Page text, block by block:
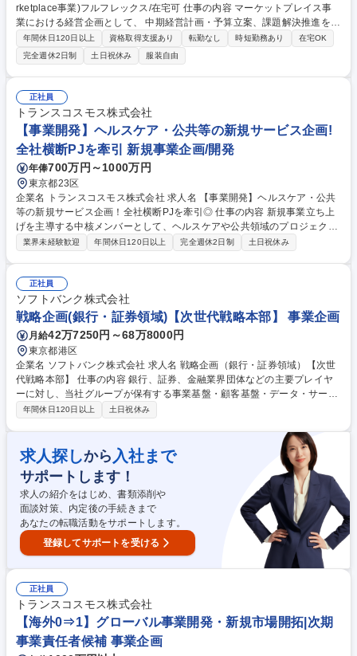
rketplace事業)フルフレックス/在宅可 仕事の内容 マーケットプレイス事
業における経営企画として、 中期経営計画・予算立案、課題解決推進を通
じて、経営陣をはじめ関係者との合意形成を図り、 事業の持続的成長を牽
引いただきます。 ■予算策定と予実管理、中期計画策定 ■KPIや財務数値に
基づく経営意思決定の推進、経営企画、会議体の運営 事業における課題解
決推進、並びに各種部門横断プロジェクトの立案、推進■投資提案に対す
るエコノミクスの精査、投資基準等のルール策定、運用■ビジネスフレー
ムワークを用いたビジネススキーム、マネタイズロジック、ROI算出、事
業計画（KPIと売上コストシミュレーション）策定等 募集職種 【経営企画
スペシャリスト】Mercari(Marketplace事業)フルフレックス/在宅可
年間休日120日以上 資格取得支援あり 転勤なし 時短勤務あり
在宅OK
完全週休2日制
土日祝休み 服装自由
正社員
トランスコスモス株式会社
【事業開発】ヘルスケア・公共等の新規サービス企画!
全社横断PJを牽引 新規事業企画/開発
年俸700万円～1000万円
東京都23区
企業名 トランスコスモス株式会社 求人名 【事業開発】ヘルスケア・公共
等の新規サービス企画！全社横断PJを牽引◎ 仕事の内容 新規事業立ち上
げを主導する中核メンバーとして、ヘルスケアや公共領域のプロジェクト
を牽引。提案構築から実行管理まで一気通貫で担い、スピード感を持って
幅広く担当します。収支・リソース等の事業計画策定、パートナー企業と
の交渉や契約締結も主導。さらにプロジェクト推進・実行管理として社内
外の調整や進捗管理を行うほか、既存事業の拡大施策も実行。健康増進B
POや統合事務センター構想などの最前線で、課題発見からサービス構築
まで裁量を持って推進できる環境です。 募集職種 【事業開発】ヘルスケ
ア・公共等の新規サービス企画！全社横断PJを牽引◎
業界未経験歓迎 年間休日120日以上 完全週休2日制 土日祝休み
正社員
ソフトバンク株式会社
戦略企画(銀行・証券領域)【次世代戦略本部】 事業企画
月給42万7250円～68万8000円
東京都港区
企業名 ソフトバンク株式会社 求人名 戦略企画（銀行・証券領域）【次世
代戦略本部】 仕事の内容 銀行、証券、金融業界団体などの主要プレイヤ
ーに対し、当社グループが保有する事業基盤・顧客基盤・データ・サービ
スアセットを活用した事業創造・戦略企画を推進 次世代デジタル社会イン
画 ■銀行、証券、金融業界団体などの主要プレイヤーへのニーズヒアリン
グ、課題整理、仮説構築 ■国内外の市場・技術動向分析、社会課題の特定
に基づく新規事業機会の探索と企画立案 ■中央省庁・地方公共団体および
国立研究所・教育機関など公的機関や関係団体との関係強化・維持および
提言、提案 募集職種 戦略企画（銀行・証券領域）【次世代戦略本部】
年間休日120日以上 土日祝休み
求人探しから 入社まで
サポートします！
求人の紹介をはじめ、書類添削や
面談対策、内定後の手続きまで
あなたの転職活動をサポートします。
登録してサポートを受ける
正社員
トランスコスモス株式会社
【海外0⇒1】グローバル事業開発・新規市場開拓|次期
事業責任者候補 事業企画